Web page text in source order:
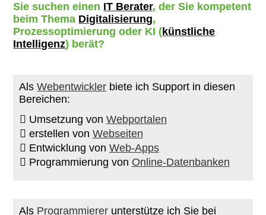
Sie suchen einen IT Berater, der Sie kompetent
beim Thema Digitalisierung,
Prozessoptimierung oder KI (künstliche
Intelligenz) berät?
AlsWebentwickler biete ich Support in diesen
Bereichen:
Umsetzung von Webportalen
erstellen von Webseiten
Entwicklung von Web-Apps
Programmierung von Online-Datenbanken
Als Programmierer unterstütze ich Sie bei